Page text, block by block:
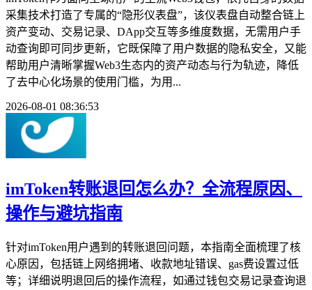
采集技术打造了专属的“隐形仪表盘”，该仪表盘自动整合链上
资产变动、交易记录、DApp交互等多维度数据，无需用户手
动查询即可同步更新，它既保障了用户数据的隐私安全，又能
帮助用户清晰掌握Web3生态内的资产动态与行为轨迹，降低
了去中心化场景的使用门槛，为用...
2026-08-01 08:36:53
imToken转账退回怎么办？全流程原因、
操作与避坑指南
针对imToken用户遇到的转账退回问题，本指南全面梳理了核
心原因，包括链上网络拥堵、收款地址错误、gas费设置过低
等；详细说明退回后的操作流程，如通过钱包交易记录查询退